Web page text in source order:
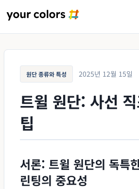
원단 종류와 특성 2025년 12월 15일
트윌 원단: 사선
팁
서론: 트윌 원단의 독특
린팅의 중요성